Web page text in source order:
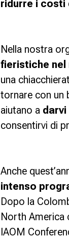
ridurre i costi
Nella nostra
fieristiche nel
una
tornare con un
aiutano a
consentirvi di
Anche
intenso
Dopo la
North America
IAOM